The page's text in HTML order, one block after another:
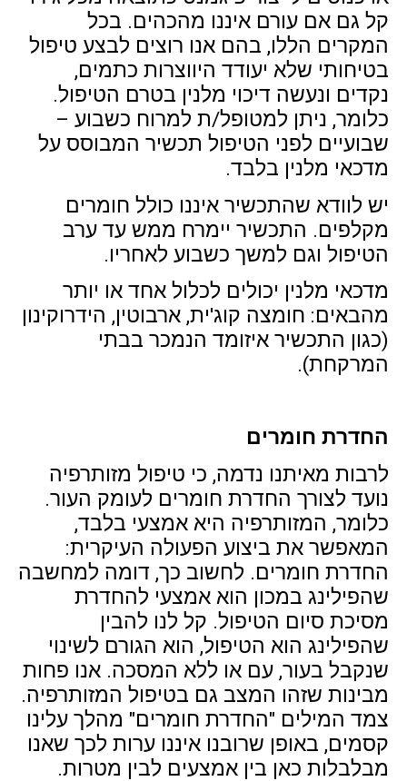
קל גם אם עורם איננו מהכהים. בכל
המקרים הללו, בהם אנו רוצים לבצע טיפול
בטיחותי שלא יעודד היווצרות כתמים,
נקדים ונעשה דיכוי מלנין בטרם הטיפול.
כלומר, ניתן למטופל/ת למרוח כשבוע –
שבועיים לפני הטיפול תכשיר המבוסס על
מדכאי מלנין בלבד.
יש לוודא שהתכשיר איננו כולל חומרים
מקלפים. התכשיר יימרח ממש עד ערב
הטיפול וגם למשך כשבוע לאחריו.
מדכאי מלנין יכולים לכלול אחד או יותר
מהבאים: חומצה קוג'ית, ארבוטין, הידרוקינון
(כגון התכשיר איזומד הנמכר בבתי
המרקחת).
החדרת חומרים
לרבות מאיתנו נדמה, כי טיפול מזותרפיה
נועד לצורך החדרת חומרים לעומק העור.
כלומר, המזותרפיה היא אמצעי בלבד,
המאפשר את ביצוע הפעולה העיקרית:
החדרת חומרים. לחשוב כך, דומה למחשבה
שהפילינג במכון הוא אמצעי להחדרת
מסיכת סיום הטיפול. קל לנו להבין
שהפילינג הוא הטיפול, הוא הגורם לשינוי
שנקבל בעור, עם או ללא המסכה. אנו פחות
מבינות שזהו המצב גם בטיפול המזותרפיה.
צמד המילים "החדרת חומרים" מהלך עלינו
קסמים, באופן שרובנו איננו ערות לכך שאנו
מבלבלות כאן בין אמצעים לבין מטרות.